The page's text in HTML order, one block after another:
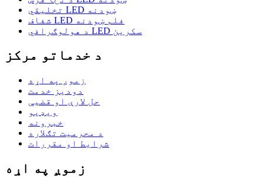
تخلیقي LED ښودنه
شفاف LED فلم ښودنه
د هولوګرافي LED سکرین
د خدماتو مرکز
زموږ په اړه
دودیز خدمت
حل لارې او قضیې
ویډیو
خبرونه
د محرمیت تګلاره
شرایط او مقررات
زموږ په اړه